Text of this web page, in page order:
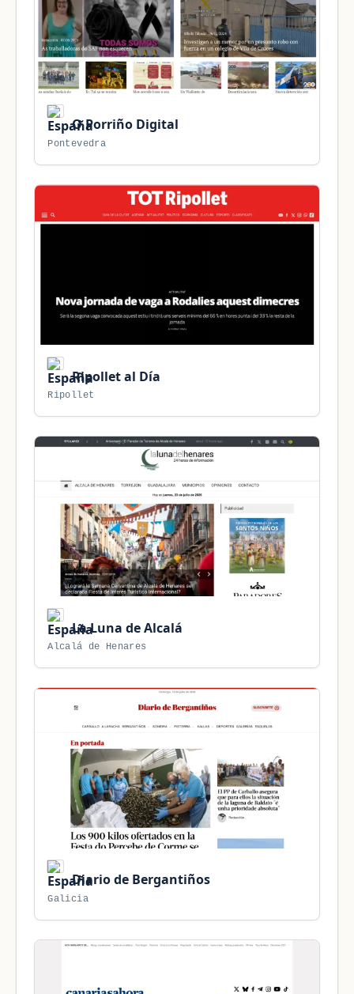
O Porriño Digital
Pontevedra
Ripollet al Día
Ripollet
La Luna de Alcalá
Alcalá de Henares
Diario de Bergantiños
Galicia